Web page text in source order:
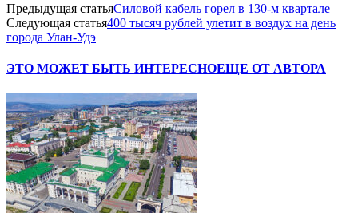
Предыдущая статьяСиловой кабель горел в 130-м квартале
Следующая статья400 тысяч рублей улетит в воздух на день
города Улан-Удэ
ЭТО МОЖЕТ БЫТЬ ИНТЕРЕСНОЕЩЕ ОТ АВТОРА